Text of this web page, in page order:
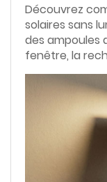
Découvrez
solaires sans
des ampoules
fenêtre, la
panneaux
2026
bon
temps